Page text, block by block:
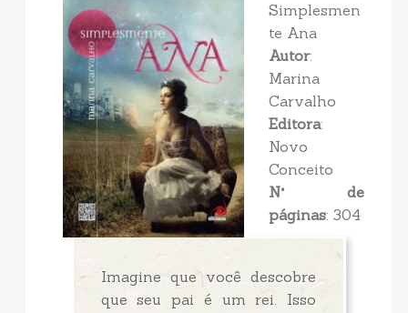
Simplesmen
te Ana
Autor:
Marina
Carvalho
Editora:
Novo
Conceito
N° de
páginas: 304
Imagine que você descobre
que seu pai é um rei. Isso